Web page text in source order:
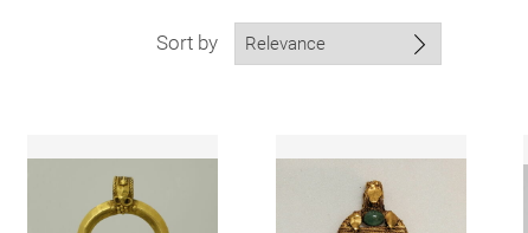
Sort by